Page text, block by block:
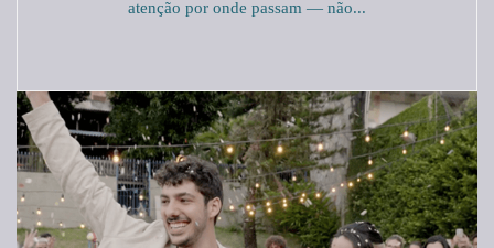
atenção por onde passam — não...